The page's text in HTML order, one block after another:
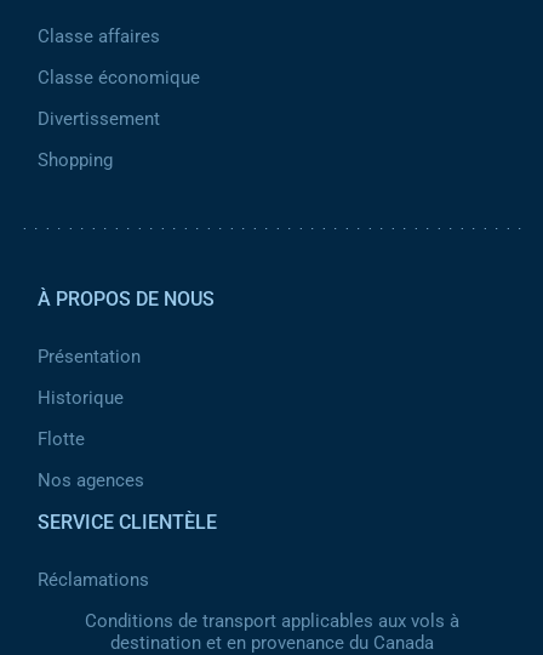
Classe affaires
Classe économique
Divertissement
Shopping
À PROPOS DE NOUS
Présentation
Historique
Flotte
Nos agences
SERVICE CLIENTÈLE
Réclamations
Conditions de transport applicables aux vols à
destination et en provenance du Canada